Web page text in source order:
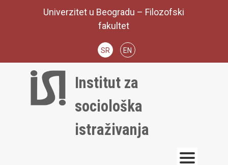
Univerzitet u Beogradu – Filozofski
fakultet
SR EN
Institut za
sociološka
istraživanja